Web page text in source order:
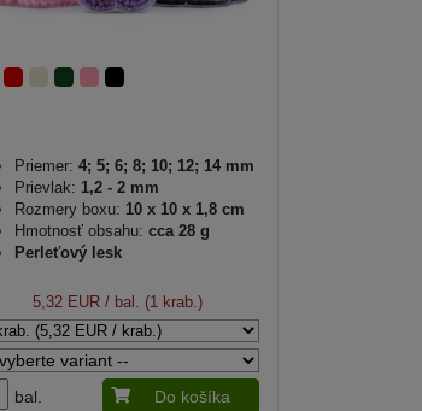
Priemer: 4; 5; 6; 8; 10; 12; 14 mm
Prievlak: 1,2 - 2 mm
Rozmery boxu: 10 x 10 x 1,8 cm
Hmotnosť obsahu: cca 28 g
Perleťový lesk
5,32 EUR/ bal. (1 krab.)
bal. Do košíka